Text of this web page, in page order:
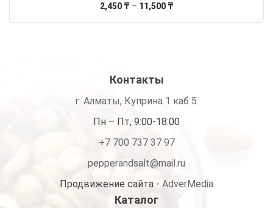
2,450 ₸ – 11,500 ₸Диапазон
Контакты
г. Алматы, Куприна 1 каб 5.
Пн – Пт, 9:00-18:00
+7 700 737 37 97
pepperandsalt@mail.ru
Продвижение сайта - AdverMedia
Каталог